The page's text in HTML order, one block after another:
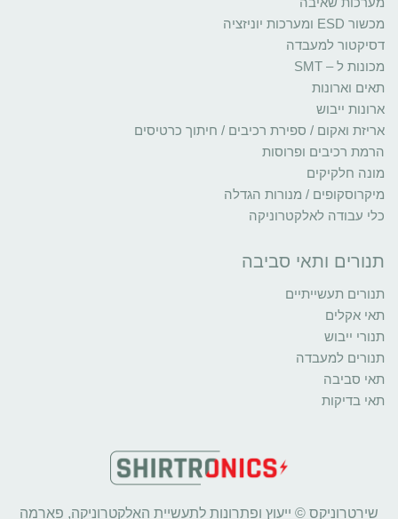
מכשור ESD ומערכות יוניזציה
דסיקטור למעבדה
מכונות ל – SMT
תאים וארונות
ארונות ייבוש
אריזת ואקום / ספירת רכיבים / חיתוך כרטיסים
הרמת רכיבים ופרוסות
מונה חלקיקים
מיקרוסקופים / מנורות הגדלה
כלי עבודה לאלקטרוניקה
תנורים ותאי סביבה
תנורים תעשייתיים
תאי אקלים
תנורי ייבוש
תנורים למעבדה
תאי סביבה
תאי בדיקות
שירטרוניקס © ייעוץ ופתרונות לתעשיית האלקטרוניקה, פארמה